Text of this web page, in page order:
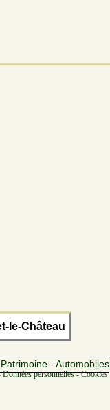
le-Château
- Automobiles
Données personnelles -